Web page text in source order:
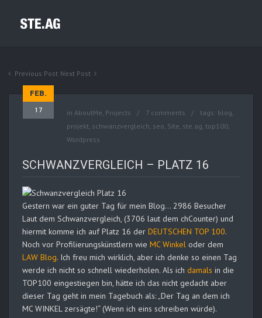
Previous Post Next Post
FEB.
17 in AboutMe, Projects 7 comments tags: blog,
projekt, schwanzvergleich, seo, Site, ste.ag, top100,
Wordpress
SCHWANZVERGLEICH – PLATZ 16
Gestern war ein guter Tag für mein Blog… 2986 Besucher
Laut dem Schwanzvergleich, (3706 laut dem chCounter) und
hiermit komme ich auf Platz 16 der DEUTSCHEN TOP 100.
Noch vor Profilierungskünstlern wie MC Winkel oder dem
LAW Blog. Ich freu mich wirklich, aber ich denke so einen Tag
werde ich nicht so schnell wiederholen. Als ich damals in die
TOP100 eingestiegen bin, hätte ich das nicht gedacht aber
dieser Tag geht in mein Tagebuch als: „Der Tag an dem ich
MC WINKEL zersägte!“ (Wenn ich eins schreiben würde).